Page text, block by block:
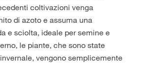
coltivazioni venga
di azoto e assuma una
e sciolta, ideale per semine e
le piante, che sono state
vengono semplicemente